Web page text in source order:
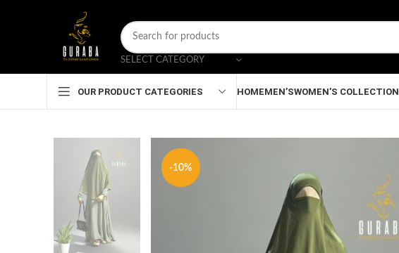
SELECT CATEGORY
OUR PRODUCT CATEGORIES HOMEMEN’SWOMEN’S COLLECTION
-10%